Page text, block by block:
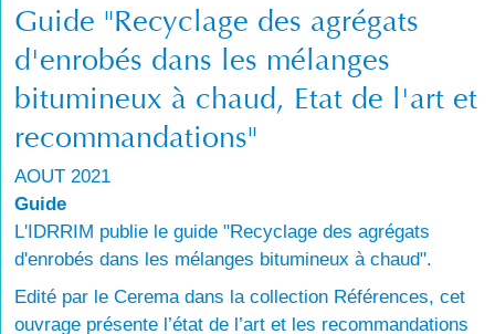
Guide "Recyclage des agrégats
d'enrobés dans les mélanges
bitumineux à chaud, Etat de l'art et
recommandations"
AOUT 2021
Guide
L'IDRRIM publie le guide "Recyclage des agrégats
d'enrobés dans les mélanges bitumineux à chaud".
Edité par le Cerema dans la collection Références, cet
ouvrage présente l’état de l’art et les recommandations